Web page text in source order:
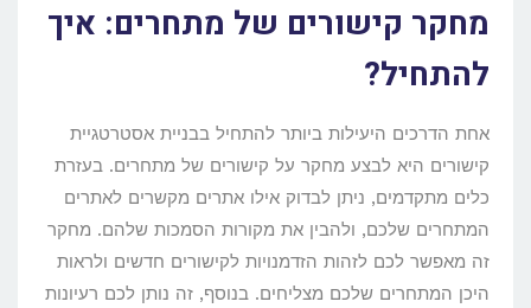
מחקר קישורים של מתחרים: איך
להתחיל?
אחת הדרכים היעילות ביותר להתחיל בבניית אסטרטגיית
קישורים היא לבצע מחקר על קישורים של מתחרים. בעזרת
כלים מתקדמים, ניתן לבדוק אילו אתרים מקשרים לאתרים
המתחרים שלכם, ולהבין את מקורות הסמכות שלהם. מחקר
זה מאפשר לכם לזהות הזדמנויות לקישורים חדשים ולראות
היכן המתחרים שלכם מצליחים. בנוסף, זה נותן לכם רעיונות